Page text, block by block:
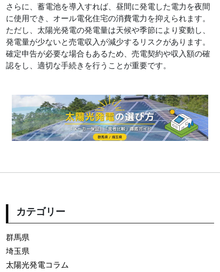
さらに、蓄電池を導入すれば、昼間に発電した電力を夜間
に使用でき、オール電化住宅の消費電力を抑えられます。
ただし、太陽光発電の発電量は天候や季節により変動し、
発電量が少ないと売電収入が減少するリスクがあります。
確定申告が必要な場合もあるため、売電契約や収入額の確
認をし、適切な手続きを行うことが重要です。
カテゴリー
群馬県
埼玉県
太陽光発電コラム